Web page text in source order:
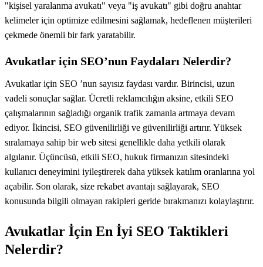
"kişisel yaralanma avukatı" veya "iş avukatı" gibi doğru anahtar
kelimeler için optimize edilmesini sağlamak, hedeflenen müşterileri
çekmede önemli bir fark yaratabilir.
Avukatlar için SEO’nun Faydaları Nelerdir?
Avukatlar için SEO ’nun sayısız faydası vardır. Birincisi, uzun
vadeli sonuçlar sağlar. Ücretli reklamcılığın aksine, etkili SEO
çalışmalarının sağladığı organik trafik zamanla artmaya devam
ediyor. İkincisi, SEO güvenilirliği ve güvenilirliği artırır. Yüksek
sıralamaya sahip bir web sitesi genellikle daha yetkili olarak
algılanır. Üçüncüsü, etkili SEO, hukuk firmanızın sitesindeki
kullanıcı deneyimini iyileştirerek daha yüksek katılım oranlarına yol
açabilir. Son olarak, size rekabet avantajı sağlayarak, SEO
konusunda bilgili olmayan rakipleri geride bırakmanızı kolaylaştırır.
Avukatlar İçin En İyi SEO Taktikleri
Nelerdir?